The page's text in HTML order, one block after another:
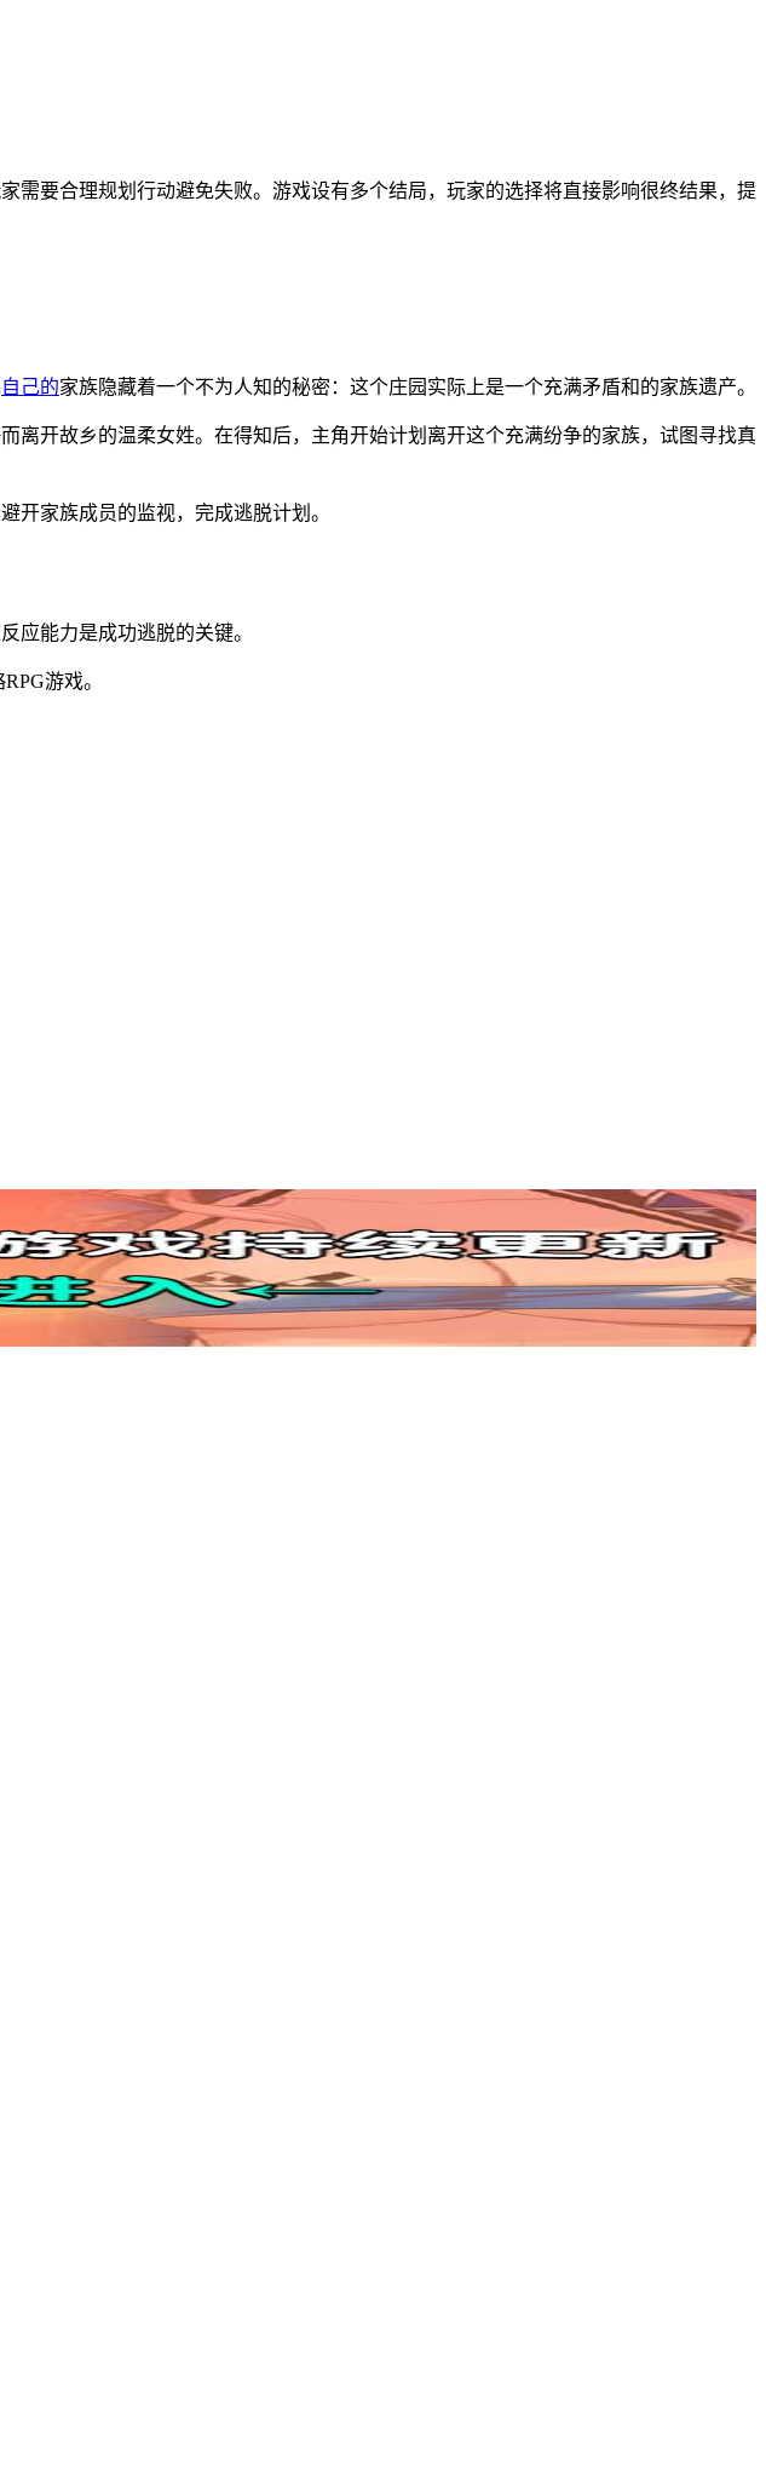
要合理规划行动避免失败。游戏设有多个结局，玩家的选择将直接影响很终结果，提
自己的家族隐藏着一个不为人知的秘密：这个庄园实际上是一个充满矛盾和的家族遗产。
开故乡的温柔女姓。在得知后，主角开始计划离开这个充满纷争的家族，试图寻找真
开家族成员的监视，完成逃脱计划。
应能力是成功逃脱的关键。
游戏。